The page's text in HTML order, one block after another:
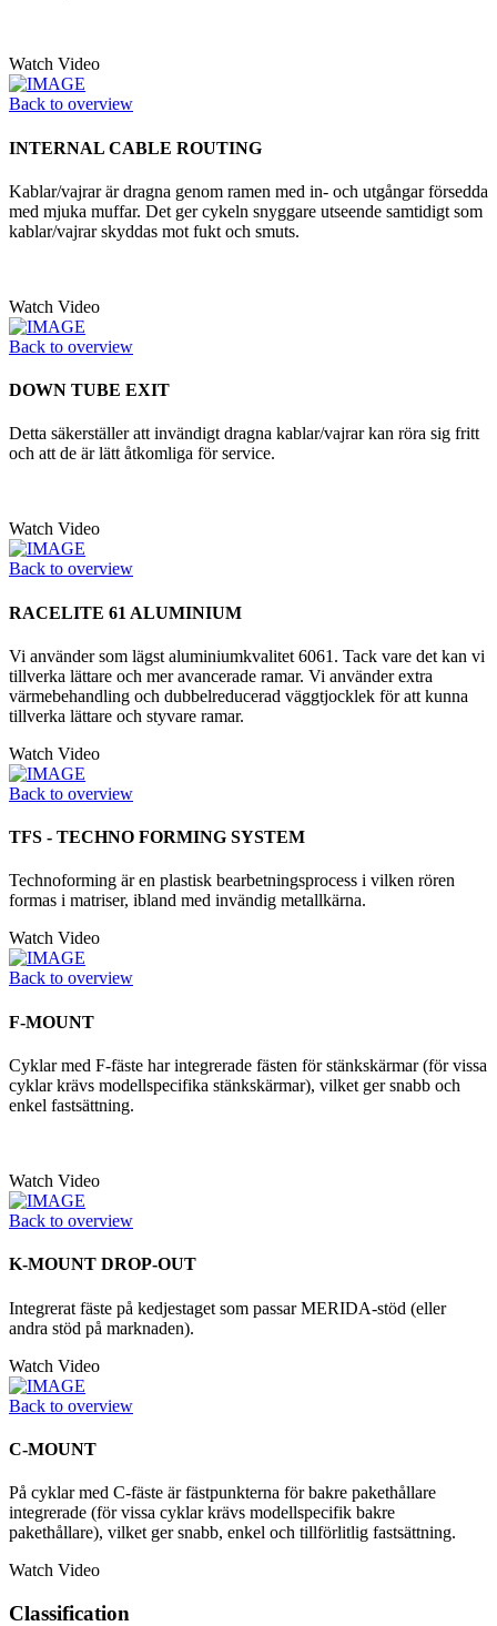
Watch Video
Back to overview
INTERNAL CABLE ROUTING
Kablar/vajrar är dragna genom ramen med in- och utgångar försedda
med mjuka muffar. Det ger cykeln snyggare utseende samtidigt som
kablar/vajrar skyddas mot fukt och smuts.
Watch Video
Back to overview
DOWN TUBE EXIT
Detta säkerställer att invändigt dragna kablar/vajrar kan röra sig fritt
och att de är lätt åtkomliga för service.
Watch Video
Back to overview
RACELITE 61 ALUMINIUM
Vi använder som lägst aluminiumkvalitet 6061. Tack vare det kan vi
tillverka lättare och mer avancerade ramar. Vi använder extra
värmebehandling och dubbelreducerad väggtjocklek för att kunna
tillverka lättare och styvare ramar.
Watch Video
Back to overview
TFS - TECHNO FORMING SYSTEM
Technoforming är en plastisk bearbetningsprocess i vilken rören
formas i matriser, ibland med invändig metallkärna.
Watch Video
Back to overview
F-MOUNT
Cyklar med F-fäste har integrerade fästen för stänkskärmar (för vissa
cyklar krävs modellspecifika stänkskärmar), vilket ger snabb och
enkel fastsättning.
Watch Video
Back to overview
K-MOUNT DROP-OUT
Integrerat fäste på kedjestaget som passar MERIDA-stöd (eller
andra stöd på marknaden).
Watch Video
Back to overview
C-MOUNT
På cyklar med C-fäste är fästpunkterna för bakre pakethållare
integrerade (för vissa cyklar krävs modellspecifik bakre
pakethållare), vilket ger snabb, enkel och tillförlitlig fastsättning.
Watch Video
Classification